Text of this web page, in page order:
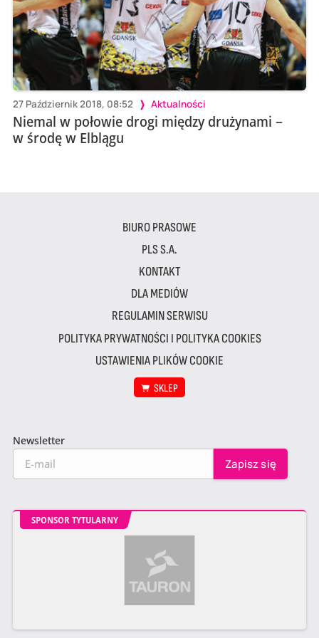
27 Październik 2018, 08:52 Aktualności
Niemal w połowie drogi między drużynami –
w środę w Elblągu
BIURO PRASOWE
PLS S.A.
KONTAKT
DLA MEDIÓW
REGULAMIN SERWISU
POLITYKA PRYWATNOŚCI I POLITYKA COOKIES
USTAWIENIA PLIKÓW COOKIE
SKLEP
Newsletter
SPONSOR TYTULARNY